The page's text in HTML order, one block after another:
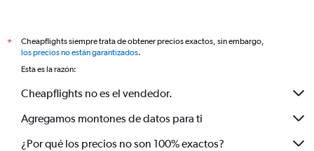
*
Cheapflights siempre trata de obtener precios exactos, sin embargo,
los precios no están garantizados.
Esta es la razón:
Cheapflights no es el vendedor.
Agregamos montones de datos para ti
¿Por qué los precios no son 100% exactos?